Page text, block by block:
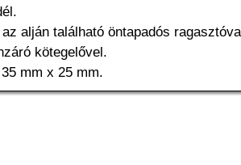
alján található öntapadós
kötegelővel.
mm x 25 mm.